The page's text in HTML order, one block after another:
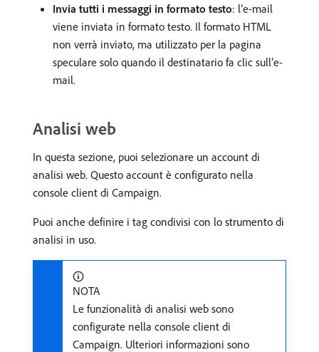
Invia tutti i messaggi in formato testo: l’e-mail
viene inviata in formato testo. Il formato HTML
non verrà inviato, ma utilizzato per la pagina
speculare solo quando il destinatario fa clic sull’e-
mail.
Analisi web
In questa sezione, puoi selezionare un account di
analisi web. Questo account è configurato nella
console client di Campaign.
Puoi anche definire i tag condivisi con lo strumento di
analisi in uso.
NOTA
Le funzionalità di analisi web sono
configurate nella console client di
Campaign. Ulteriori informazioni sono